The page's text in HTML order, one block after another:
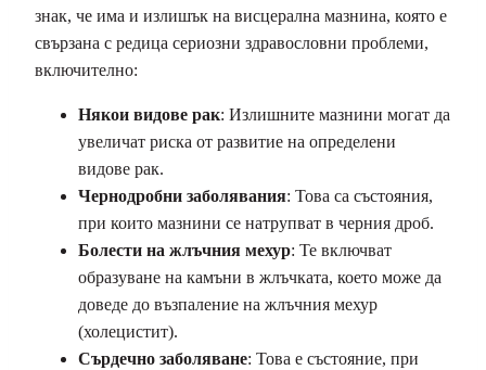
знак, че има и излишък на висцерална мазнина, която е
свързана с редица сериозни здравословни проблеми,
включително:
Някои видове рак: Излишните мазнини могат да
увеличат риска от развитие на определени
видове рак.
Чернодробни заболявания: Това са състояния,
при които мазнини се натрупват в черния дроб.
Болести на жлъчния мехур: Те включват
образуване на камъни в жлъчката, което може да
доведе до възпаление на жлъчния мехур
(холецистит).
Сърдечно заболяване: Това е състояние, при